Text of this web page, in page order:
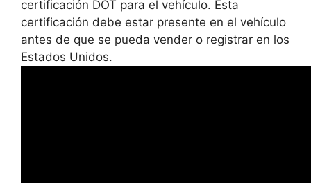
certificación DOT para el vehículo. Esta
certificación debe estar presente en el vehículo
antes de que se pueda vender o registrar en los
Estados Unidos.